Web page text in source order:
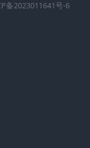
备2023011641号-6